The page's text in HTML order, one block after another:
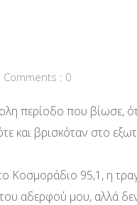
Comments : 0
περίοδο που βίωσε,
και βρισκόταν στο
95,1, η
αδερφού μου, αλλά